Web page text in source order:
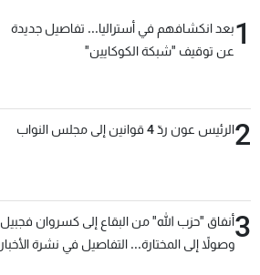
1بعد انكشافهم في أستراليا... تفاصيل جديدة
عن توقيف "شبكة الكوكايين"
2الرئيس عون ردّ 4 قوانين إلى مجلس النواب
3أنفاق "حزب الله" من البقاع إلى كسروان فجبيل
وصولاً إلى المختارة... التفاصيل في نشرة الأخبار